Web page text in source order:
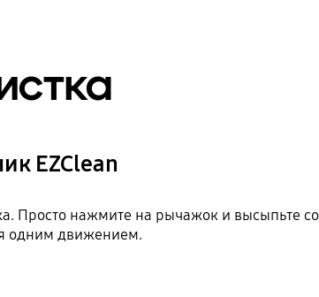
EZClean
Просто нажмите на рычажок и высыпьте
одним движением.